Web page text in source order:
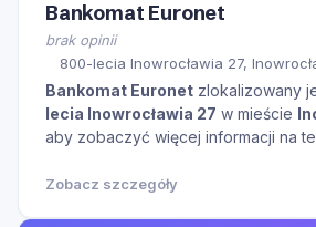
Bankomat Euronet
brak opinii
800-lecia Inowrocławia 27,
Bankomat Euronet zlokalizowany
lecia Inowrocławia 27 w mieście
aby zobaczyć więcej informacji na
Zobacz szczegóły